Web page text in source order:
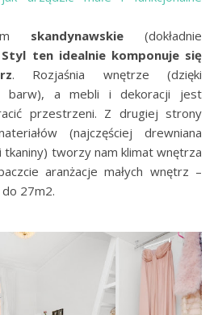
skandynawskie (dokładnie
Styl ten idealnie komponuje się
. Rozjaśnia wnętrze (dzięki
barw), a mebli i dekoracji jest
przestrzeni. Z drugiej strony
(najczęściej drewniana
tkaniny) tworzy nam klimat wnętrza
aranżacje małych wnętrz –
27m2.